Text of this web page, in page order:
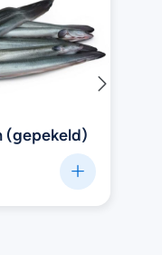
(gepekeld)